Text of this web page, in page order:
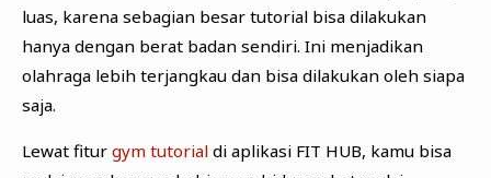
luas, karena sebagian besar tutorial bisa dilakukan
hanya dengan berat badan sendiri. Ini menjadikan
olahraga lebih terjangkau dan bisa dilakukan oleh siapa
saja.
Lewat fitur gym tutorialdi aplikasi FIT HUB, kamu bisa